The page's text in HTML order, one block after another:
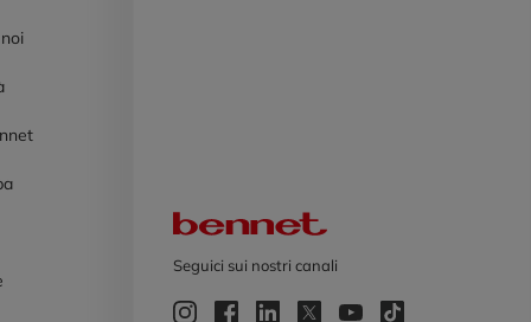
Seguici sui nostri canali